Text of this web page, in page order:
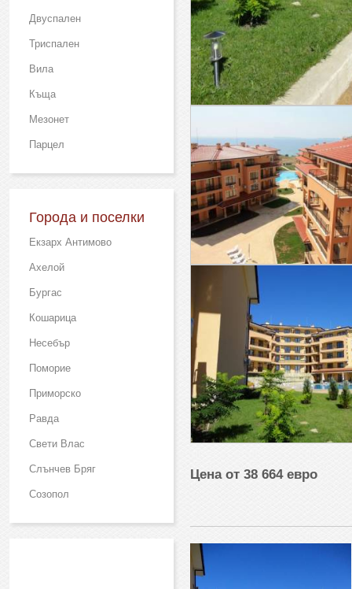
Двуспален
Триспален
Вила
Къща
Мезонет
Парцел
Города и поселки
Екзарх Антимово
Ахелой
Бургас
Кошарица
Несебър
Поморие
Приморско
Равда
Свети Влас
Слънчев Бряг
Созопол
Цена от 38 664 евро